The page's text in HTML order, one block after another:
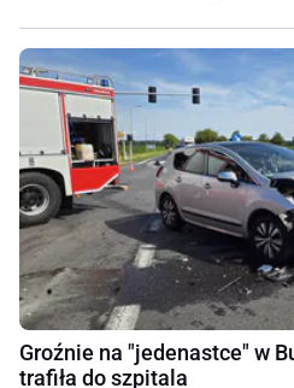
Groźnie na "jedenastce" w
trafiła do szpitala